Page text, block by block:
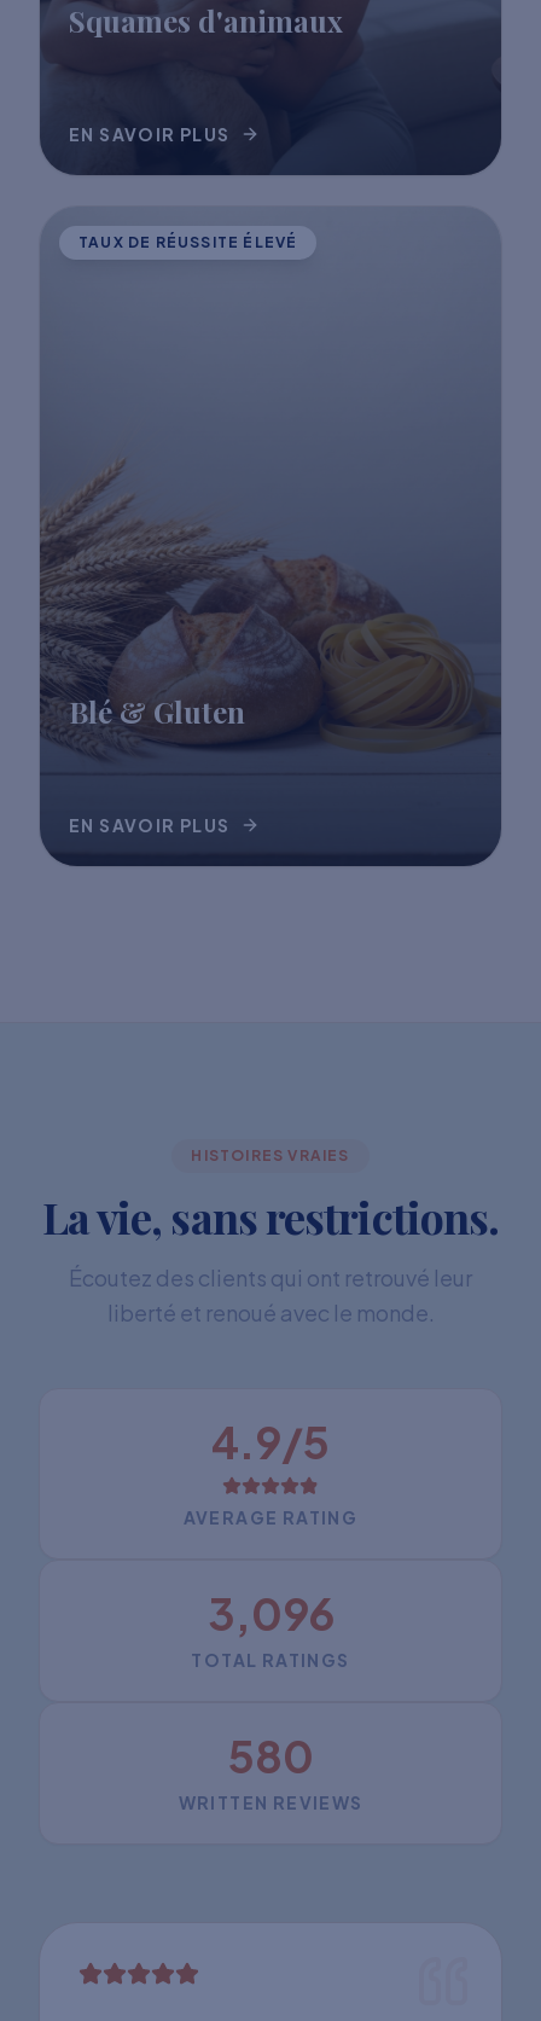
Squames d'animaux
EN SAVOIR PLUS
TAUX DE RÉUSSITE ÉLEVÉ
Blé & Gluten
EN SAVOIR PLUS
HISTOIRES VRAIES
La vie, sans restrictions.
Écoutez des clients qui ont retrouvé leur
liberté et renoué avec le monde.
4.9/5
AVERAGE RATING
3,096
TOTAL RATINGS
580
WRITTEN REVIEWS